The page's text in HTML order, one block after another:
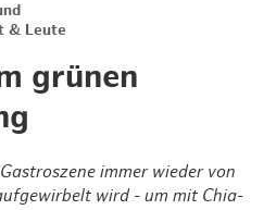
& Leute
grünen
immer wieder von
wird - um mit Chia-